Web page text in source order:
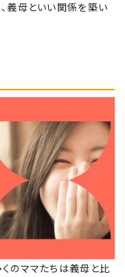
義母といい関係を築い
のママたちは義母と比